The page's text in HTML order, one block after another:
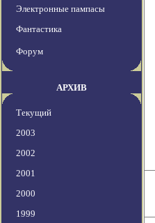
Электронные пампасы
Фантастика
Форум
АРХИВ
Текущий
2003
2002
2001
2000
1999